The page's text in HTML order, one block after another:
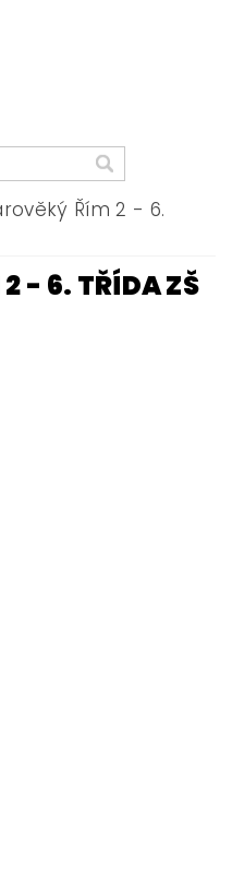
Řím 2 - 6.
- 6. TŘÍDA ZŠ